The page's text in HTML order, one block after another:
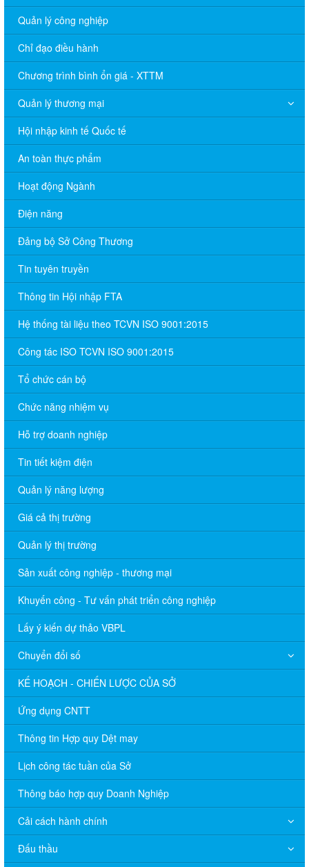
Quản lý công nghiệp
Chỉ đạo điều hành
Chương trình bình ổn giá - XTTM
Quản lý thương mại
Hội nhập kinh tế Quốc tế
An toàn thực phẩm
Hoạt động Ngành
Điện năng
Đảng bộ Sở Công Thương
Tin tuyên truyền
Thông tin Hội nhập FTA
Hệ thống tài liệu theo TCVN ISO 9001:2015
Công tác ISO TCVN ISO 9001:2015
Tổ chức cán bộ
Chức năng nhiệm vụ
Hỗ trợ doanh nghiệp
Tin tiết kiệm điện
Quản lý năng lượng
Giá cả thị trường
Quản lý thị trường
Sản xuất công nghiệp - thương mại
Khuyến công - Tư vấn phát triển công nghiệp
Lấy ý kiến dự thảo VBPL
Chuyển đổi số
KẾ HOẠCH - CHIẾN LƯỢC CỦA SỞ
Ứng dụng CNTT
Thông tin Hợp quy Dệt may
Lịch công tác tuần của Sở
Thông báo hợp quy Doanh Nghiệp
Cải cách hành chính
Đấu thầu